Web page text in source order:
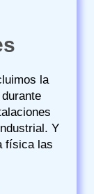
la
Y
física las